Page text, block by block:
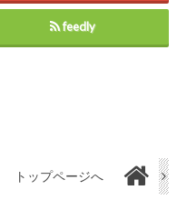
feedly
トップページへ